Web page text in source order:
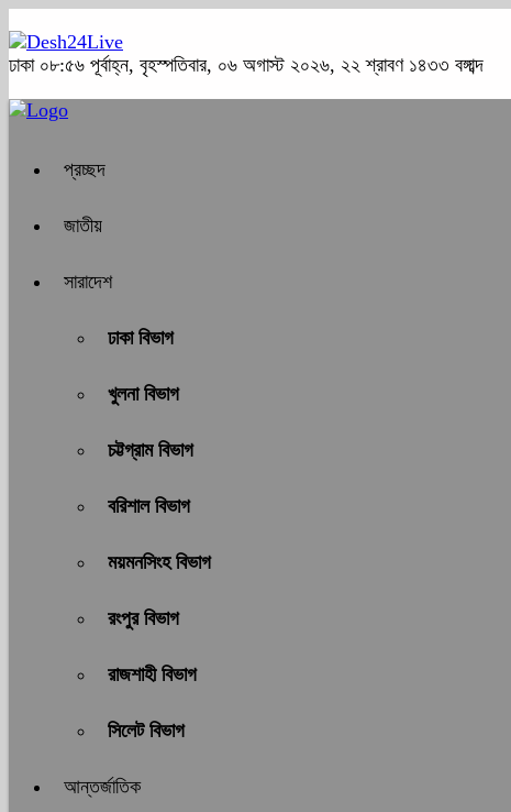
ঢাকা ০৮:৫৬ পূর্বাহ্ন, বৃহস্পতিবার, ০৬ অগাস্ট ২০২৬, ২২ শ্রাবণ ১৪৩৩ বঙ্গাব্দ
প্রচ্ছদ
জাতীয়
সারাদেশ
ঢাকা বিভাগ
খুলনা বিভাগ
চট্টগ্রাম বিভাগ
বরিশাল বিভাগ
ময়মনসিংহ বিভাগ
রংপুর বিভাগ
রাজশাহী বিভাগ
সিলেট বিভাগ
আন্তর্জাতিক